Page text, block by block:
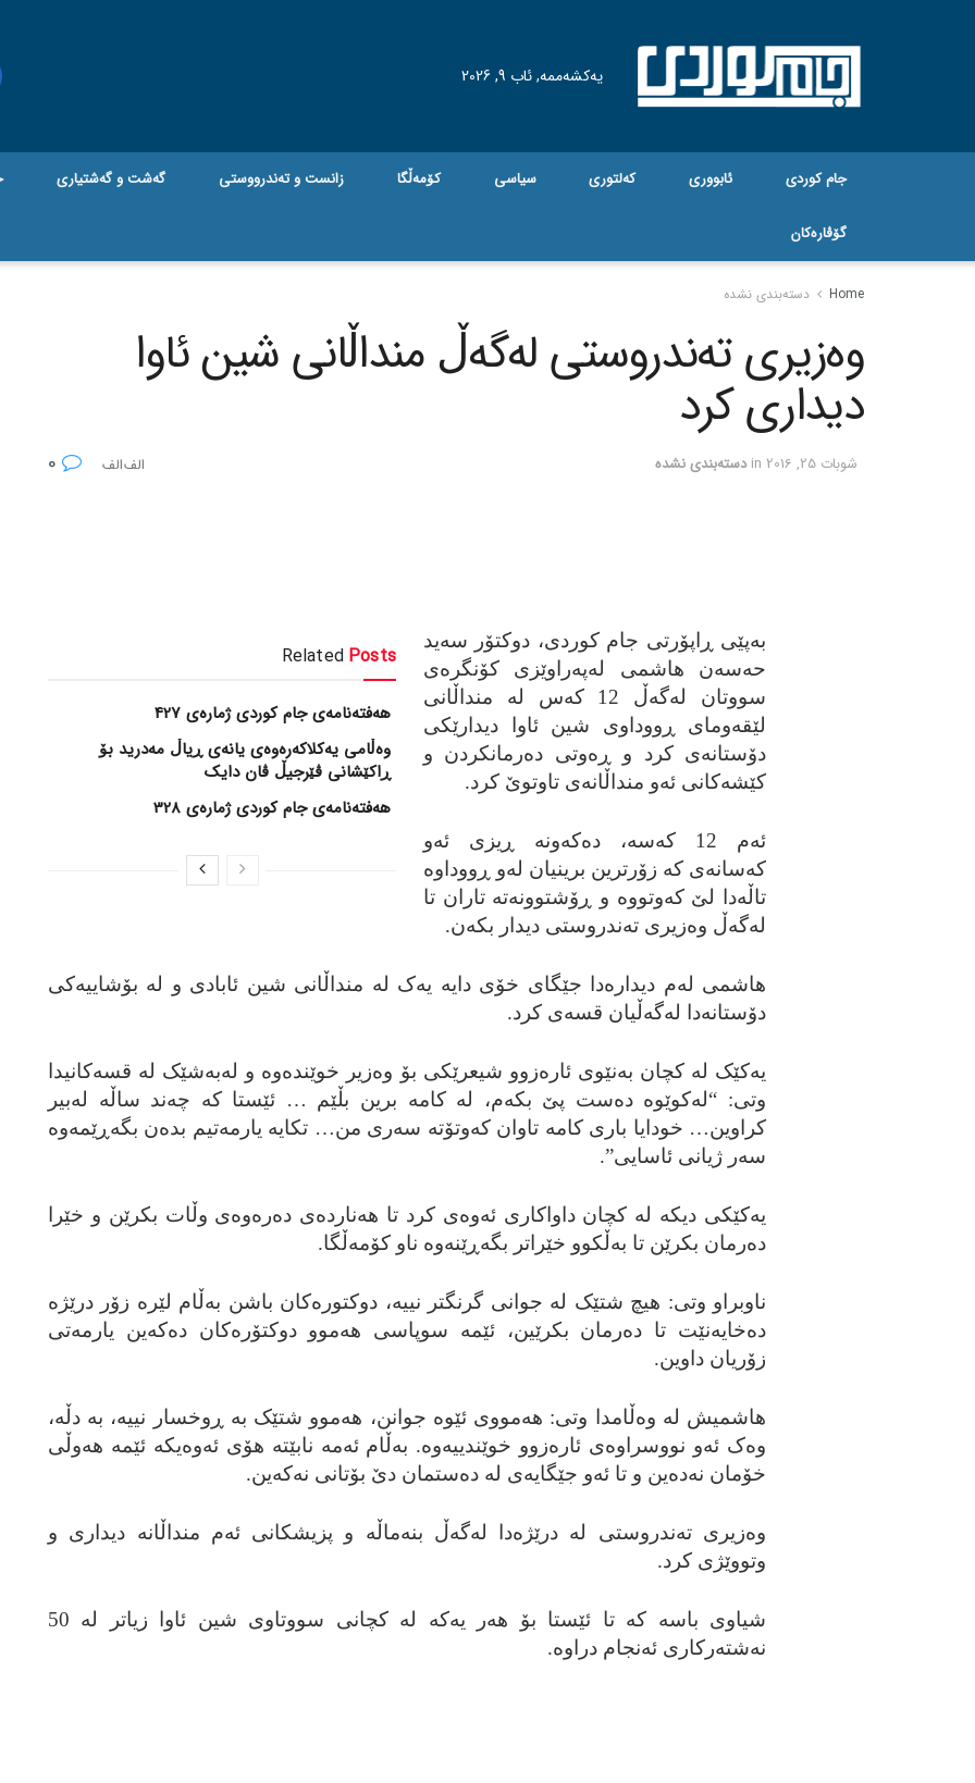
یەکشەممە, ئاب 9, 2026
جام کوردی ئابووری کەلتوری سیاسی کۆمەڵگا زانست و تەندرووستی گه‌شت و گه‌شتیاری
گۆڤاره‌کان
Home دسته‌بندی نشده
وه‌زیری ته‌ندروستی له‌گه‌ڵ منداڵانی شین ئاوا
دیداری کرد
شوبات 25, 2016 in دسته‌بندی نشده
Related Posts
هەفتەنامەی جام کوردی ژمارەی 427
وەڵامی یەکلاکەرەوەی یانەی ڕیاڵ مەدرید بۆ
ڕاکێشانی ڤێرجیڵ ڤان دایک
هەفتەنامەی جام کوردی ژمارەی 328
به‌پێی ڕاپۆرتی جام کوردی، دوکتۆر سه‌ید
حه‌سه‌ن هاشمی له‌په‌راوێزی کۆنگره‌ی
سووتان له‌گه‌ڵ 12 که‌س له‌ منداڵانی
لێقه‌ومای ڕووداوی شین ئاوا دیدارێکی
دۆستانه‌ی کرد و ڕه‌وتی ده‌رمانکردن و
کێشه‌کانی ئه‌و منداڵانه‌ی تاوتوێ کرد.
ئه‌م 12 که‌سه‌، ده‌که‌ونه‌ ڕیزی ئه‌و
که‌سانه‌ی که‌ زۆرترین برینیان له‌و ڕووداوه‌
تاڵه‌دا لێ که‌وتووه‌ و ڕۆشتوونه‌ته‌ تاران تا
له‌گه‌ڵ وه‌زیری ته‌ندروستی دیدار بکه‌ن.
هاشمی له‌م دیداره‌دا جێگای خۆی دایه‌ یه‌ک له‌ منداڵانی شین ئابادی و له‌ بۆشاییه‌کی
دۆستانه‌دا له‌گه‌ڵیان قسه‌ی کرد.
یه‌کێک له‌ کچان به‌نێوی ئاره‌زوو شیعرێکی بۆ وه‌زیر خوێنده‌وه و له‌به‌شێک له‌ قسه‌کانیدا
وتی: “له‌کوێوه‌ ده‌ست پێ بکه‌م، له‌ کامه‌ برین بڵێم … ئێستا که‌ چه‌ند ساڵه‌ له‌بیر
کراوین… خودایا باری کامه‌ تاوان که‌وتۆته‌ سه‌ری من… تکایه‌ یارمه‌تیم بده‌ن بگه‌ڕێمه‌وه‌
سه‌ر ژیانی ئاسایی”.
یه‌کێکی دیکه‌ له‌ کچان داواکاری ئه‌وه‌ی کرد تا هه‌نارده‌ی ده‌ره‌وه‌ی وڵات بکرێن و خێرا
ده‌رمان بکرێن تا به‌ڵکوو خێراتر بگه‌ڕێنه‌وه‌ ناو کۆمه‌ڵگا.
ناوبراو وتی: هیچ شتێک له‌ جوانی گرنگتر نییه‌، دوکتوره‌کان باشن به‌ڵام لێره‌ زۆر درێژه‌
ده‌خایه‌نێت تا ده‌رمان بکرێین، ئێمه‌ سوپاسی هه‌موو دوکتۆره‌کان ده‌که‌ین یارمه‌تی
زۆریان داوین.
هاشمیش له‌ وه‌ڵامدا وتی: هه‌مووی ئێوه‌ جوانن، هه‌موو شتێک به‌ ڕوخسار نییه‌، به‌ دڵه‌،
وه‌ک ئه‌و نووسراوه‌ی ئاره‌زوو خوێندییه‌وه‌. به‌ڵام ئه‌مه‌ نابێته‌ هۆی ئه‌وه‌یکه‌ ئێمه‌ هه‌وڵی
خۆمان نه‌ده‌ین و تا ئه‌و جێگایه‌ی له‌ ده‌ستمان دێ بۆتانی نه‌که‌ین.
وه‌زیری ته‌ندروستی له‌ درێژه‌دا له‌گه‌ڵ بنه‌ماڵه‌ و پزیشکانی ئه‌م منداڵانه‌ دیداری و
وتووێژی کرد.
شیاوی باسه‌ که‌ تا ئێستا بۆ هه‌ر یه‌که‌ له‌ کچانی سووتاوی شین ئاوا زیاتر له‌ 50
نه‌شته‌رکاری ئه‌نجام دراوه.